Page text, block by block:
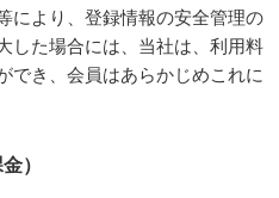
により、登録情報の安全管理の
した場合には、当社は、利用料
でき、会員はあらかじめこれに
）